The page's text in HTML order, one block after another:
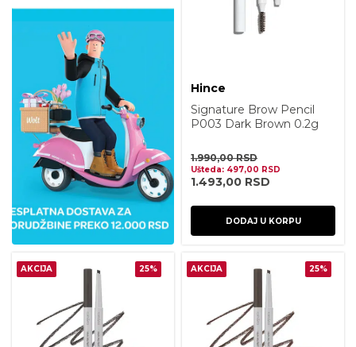
Hince
Signature Brow Pencil
P003 Dark Brown 0.2g
1.990,00RSD
Ušteda: 497,00 RSD
1.493,00 RSD
DODAJ U KORPU
AKCIJA 25% AKCIJA 25%